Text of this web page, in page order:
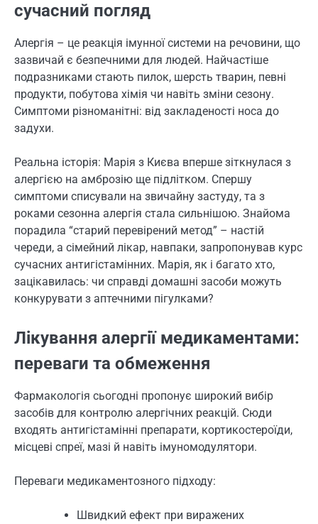
сучасний погляд
Алергія – це реакція імунної системи на речовини, що
зазвичай є безпечними для людей. Найчастіше
подразниками стають пилок, шерсть тварин, певні
продукти, побутова хімія чи навіть зміни сезону.
Симптоми різноманітні: від закладеності носа до
задухи.
Реальна історія: Марія з Києва вперше зіткнулася з
алергією на амброзію ще підлітком. Спершу
симптоми списували на звичайну застуду, та з
роками сезонна алергія стала сильнішою. Знайома
порадила “старий перевірений метод” – настій
череди, а сімейний лікар, навпаки, запропонував курс
сучасних антигістамінних. Марія, як і багато хто,
зацікавилась: чи справді домашні засоби можуть
конкурувати з аптечними пігулками?
Лікування алергії медикаментами:
переваги та обмеження
Фармакологія сьогодні пропонує широкий вибір
засобів для контролю алергічних реакцій. Сюди
входять антигістамінні препарати, кортикостероїди,
місцеві спреї, мазі й навіть імуномодулятори.
Переваги медикаментозного підходу:
Швидкий ефект при виражених